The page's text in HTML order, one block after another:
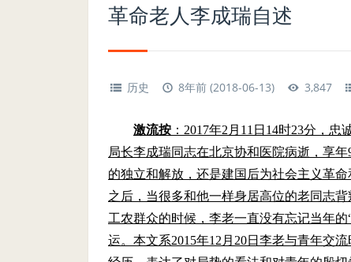
革命老人李成瑞自述
历史 8年前 (2018-06-13) 3,847
激流按 ：2017年2月11日14时23分，
局长李成瑞同志在北京协和医院病逝，享
的独立和解放，还是建国后为社会主义革
之后，当很多和他一样身居高位的老同志
工农群众的时候，李老一直没有忘记当年
运。本文系2015年12月20日李老与青年交